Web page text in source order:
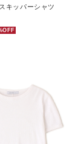
キッパーシャツ